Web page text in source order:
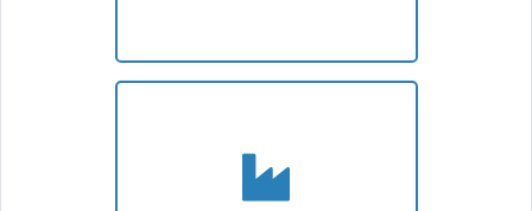
Situação fiscal, declaração eletrônica,
certidão, 2a via de recolhimento de ISSQN
e Taxas.